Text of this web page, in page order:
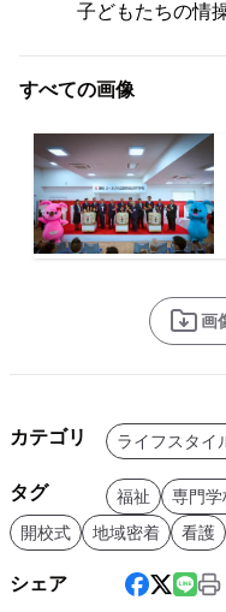
子どもたちの情操
すべての画像
画
カテゴリ ライフスタイ
タグ 福祉 専門学
開校式
地域密着 看護
シェア